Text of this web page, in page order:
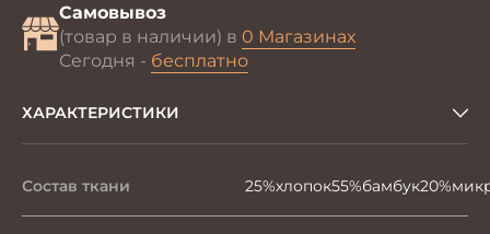
Самовывоз
(товар в наличии) в 0 Магазинах
Сегодня - бесплатно
ХАРАКТЕРИСТИКИ
Состав ткани